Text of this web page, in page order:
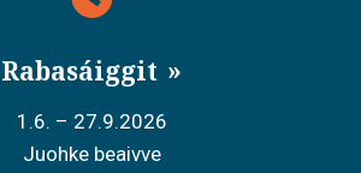
Rabasáiggit
1.6. – 27.9.2026
Juohke beaivve